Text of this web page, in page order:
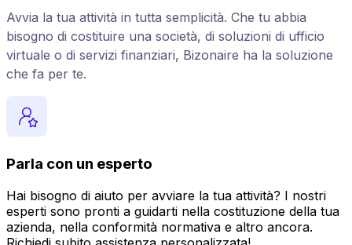
Avvia la tua attività in tutta semplicità. Che tu abbia
bisogno di costituire una società, di soluzioni di ufficio
virtuale o di servizi finanziari, Bizonaire ha la soluzione
che fa per te.
Parla con un esperto
Hai bisogno di aiuto per avviare la tua attività? I nostri
esperti sono pronti a guidarti nella costituzione della tua
azienda, nella conformità normativa e altro ancora.